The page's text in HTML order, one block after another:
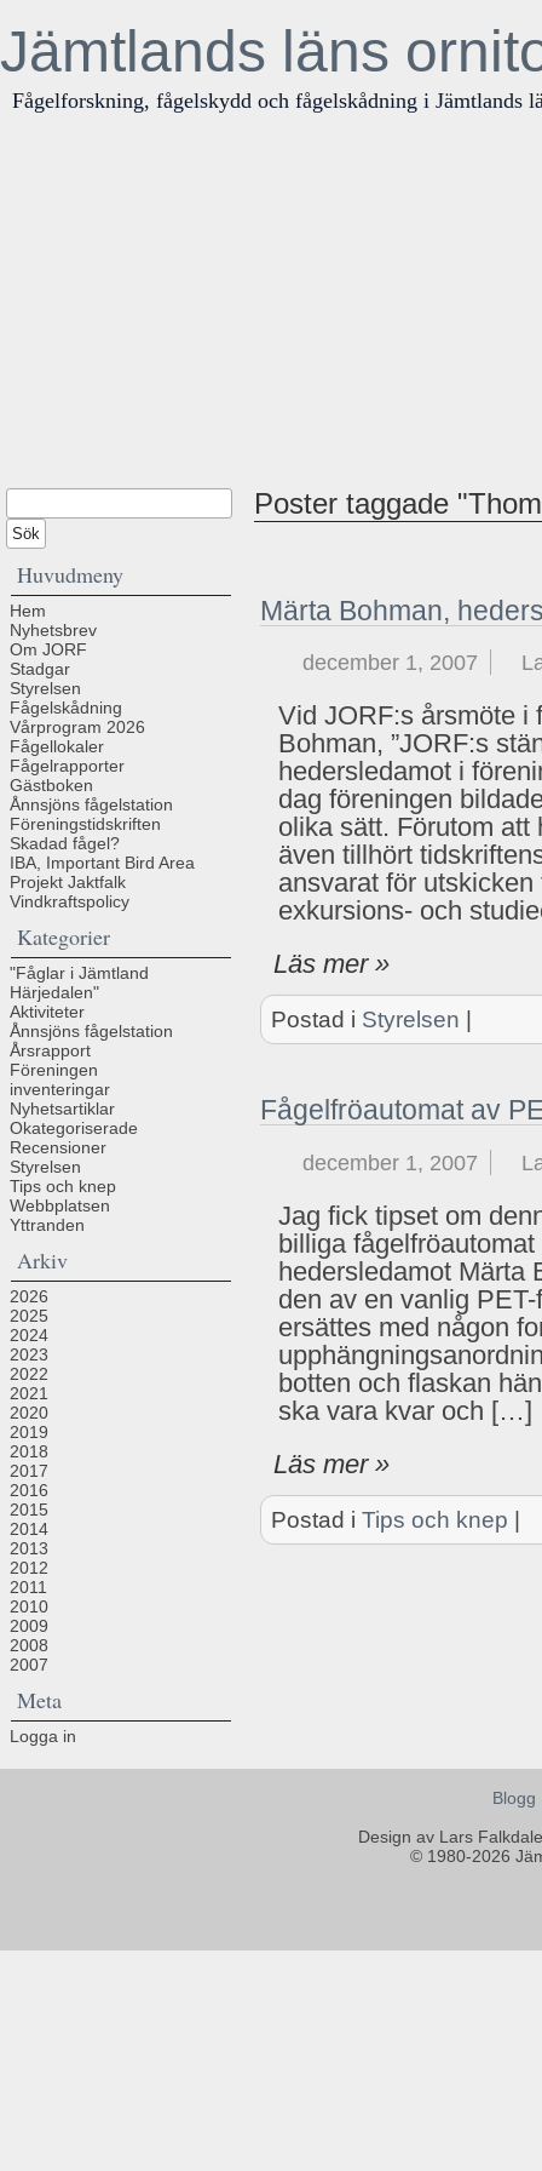
Jämtlands läns
Fågelforskning, fågelskydd och fågelskådning i Jämtlands
Huvudmeny
Hem
Nyhetsbrev
Om JORF
Stadgar
Styrelsen
Fågelskådning
Vårprogram 2026
Fågellokaler
Fågelrapporter
Gästboken
Ånnsjöns fågelstation
Föreningstidskriften
Skadad fågel?
IBA, Important Bird Area
Projekt Jaktfalk
Vindkraftspolicy
Kategorier
"Fåglar i Jämtland
Härjedalen"
Aktiviteter
Ånnsjöns fågelstation
Årsrapport
Föreningen
inventeringar
Nyhetsartiklar
Okategoriserade
Recensioner
Styrelsen
Tips och knep
Webbplatsen
Yttranden
Arkiv
2026
2025
2024
2023
2022
2021
2020
2019
2018
2017
2016
2015
2014
2013
2012
2011
2010
2009
2008
2007
Meta
Logga in
Poster taggade
Märta Bohman,
december 1, 2007
Vid JORF:s årsmöte i
Bohman, ”JORF:s
hedersledamot i
dag föreningen
olika sätt. Förutom att
även tillhört
ansvarat för
exkursions- och
Läs mer »
Postad i Styrelsen
Fågelfröautomat av
december 1, 2007
Jag fick tipset om
billiga
hedersledamot Märta
den av en vanlig
ersättes med någon
botten och flaskan
ska vara kvar och […]
Läs mer »
Postad i Tips och knep |
Blogg
Design av Lars
© 1980-2026